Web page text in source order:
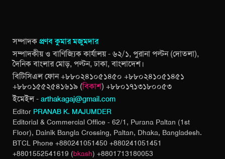
সম্পাদকপ্রণব কুমার মজুমদার
সম্পাদকীয় ও বাণিজ্যিক কার্যালয় - ৬২/১, পুরানা পল্টন (দোতলা),
দৈনিক বাংলার মোড়, পল্টন, ঢাকা, বাংলাদেশ।
বিটিসিএল ফোন +৮৮০২৪১০৫১৪৫০ +৮৮০২৪১০৫১৪৫১
+৮৮০১৫৫২৫৪১৬১৯ (বিকাশ) +৮৮০১৭১৩১৮০০৫৩
ইমেইল - arthakagaj@gmail.com
Editor PRANAB K. MAJUMDER
Editorial & Commercial Office - 62/1, Purana Paltan (1st
Floor), Dainik Bangla Crossing, Paltan, Dhaka, Bangladesh.
BTCL Phone +880241051450 +880241051451
+8801552541619 (bkash) +8801713180053